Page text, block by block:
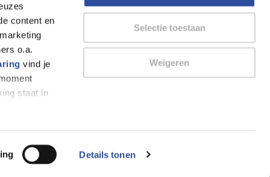
content en
o.a.
vind je
staat in
Details tonen
Selectie toestaan
Weigeren
Altijd onze folder bij de hand
Check onze folders ⁠bij
AlleFolders.
waarborg AlleFolders